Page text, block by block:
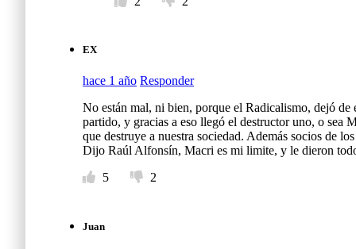
EX
hace 1 año Responder
No están mal, ni bien, porque el Radicalismo, dejó de
partido, y gracias a eso llegó el destructor uno, o sea
que destruye a nuestra sociedad. Además socios de
Dijo Raúl Alfonsín, Macri es mi limite, y le dieron
5
2
Juan